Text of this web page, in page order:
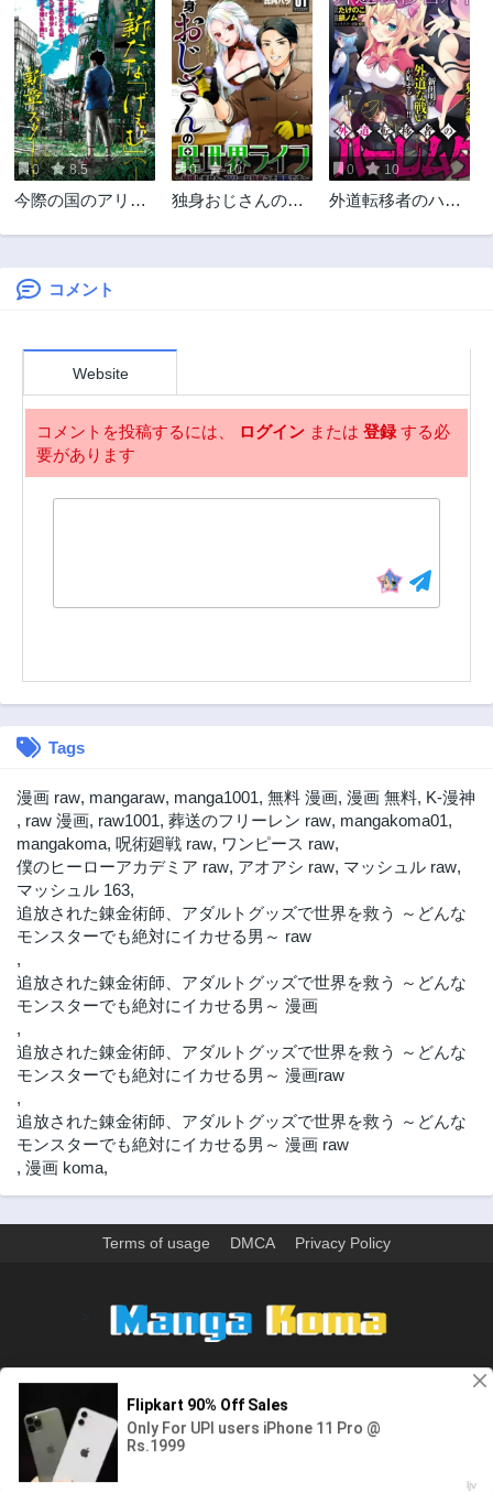
第75話
2ヶ月前
第74話
2ヶ月前
第73話
2ヶ月前
第72.5話
2ヶ月前
第72話
2ヶ月前
第71話
2ヶ月前
第70話
2ヶ月前
第69話
2ヶ月前
第68話 第67話
第66話
第64話
2ヶ月前
第62話
2ヶ月前
第61話
2ヶ月前
第60話
8ヶ月前 8ヶ月前
第50話
第48話
8ヶ月前
第47話
8ヶ月前
第46話
8ヶ月前
第45話
第44話
8ヶ月前
第43話
8ヶ月前
第42話
8ヶ月前
第41話
8ヶ月前
第40話
8ヶ月前
第39話
8ヶ月前
8ヶ月前 8ヶ月前
第36話
8ヶ月前
第35話
8ヶ月前
第29話
第28話
8ヶ月前 8ヶ月前
第26話
8ヶ月前
0 8.5
今際の国のアリス
0 10
独身おじさんの異
な独身こそ最高で
0 10
外道転移者のハー
コメント
Website
コメントを投稿するには、 ログイン または 登録する必
要があります
Tags
漫画 raw, mangaraw, manga1001, 無料 漫画, 漫画 無料, K-漫神
, raw 漫画, raw1001, 葬送のフリーレン raw, mangakoma01,
mangakoma, 呪術廻戦 raw, ワンピース raw,
僕のヒーローアカデミア raw, アオアシ raw, マッシュル raw,
マッシュル 163,
追放された錬金術師、アダルトグッズで世界を救う ～どんな
モンスターでも絶対にイカせる男～ raw
,
追放された錬金術師、アダルトグッズで世界を救う ～どんな
モンスターでも絶対にイカせる男～ 漫画
,
追放された錬金術師、アダルトグッズで世界を救う ～どんな
モンスターでも絶対にイカせる男～ 漫画raw
,
追放された錬金術師、アダルトグッズで世界を救う ～どんな
モンスターでも絶対にイカせる男～ 漫画 raw
, 漫画 koma,
Terms of usage DMCA Privacy Policy
ウェブサイト上のすべての情報と画像は、インターネット上で収集されま
す。 このウェブサイトの情報については、所有していないか、責任を負いま
せん。 個人や組織に影響を与える場合は、必要に応じて、すぐに検討して削
除します。